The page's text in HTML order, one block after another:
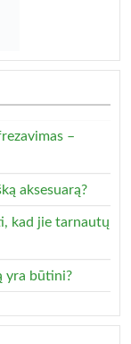
–
aksesuarą?
kad jie tarnautų
yra būtini?